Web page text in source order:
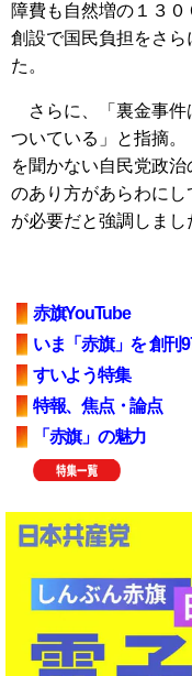
障費も自然増の１３
創設で国民負担をさ
た。
さらに、「裏金事件
ついている」と指摘
を聞かない自民党政
のあり方があらわに
が必要だと強調しまし
赤旗YouTube
いま「赤旗」を 創刊
すいよう特集
特報、焦点・論点
「赤旗」の魅力